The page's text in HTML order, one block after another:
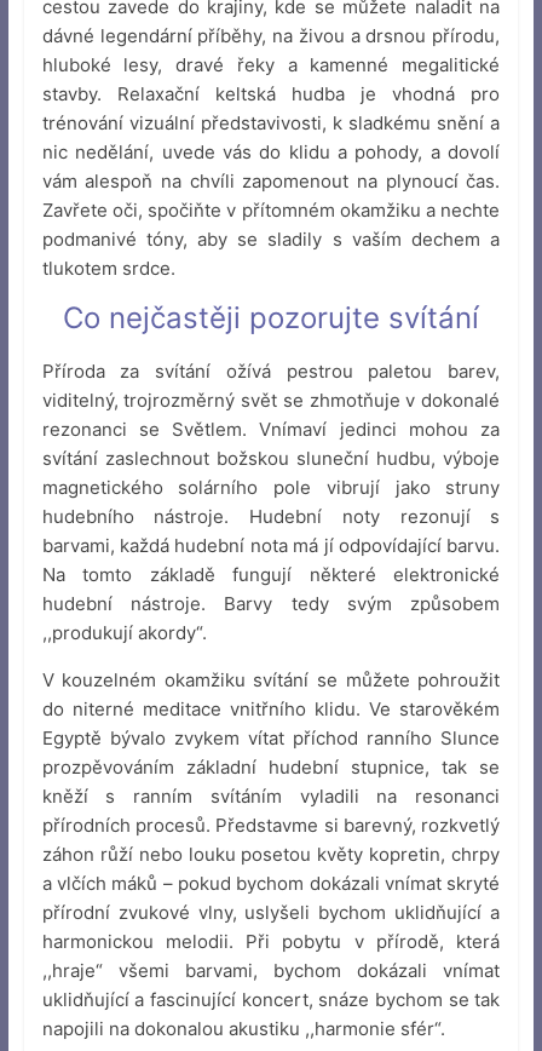
cestou zavede do krajiny, kde se můžete naladit na
dávné legendární příběhy, na živou a drsnou přírodu,
hluboké lesy, dravé řeky a kamenné megalitické
stavby. Relaxační keltská hudba je vhodná pro
trénování vizuální představivosti, k sladkému snění a
nic nedělání, uvede vás do klidu a pohody, a dovolí
vám alespoň na chvíli zapomenout na plynoucí čas.
Zavřete oči, spočiňte v přítomném okamžiku a nechte
podmanivé tóny, aby se sladily s vaším dechem a
tlukotem srdce.
Co nejčastěji pozorujte svítání
Příroda za svítání ožívá pestrou paletou barev,
viditelný, trojrozměrný svět se zhmotňuje v dokonalé
rezonanci se Světlem. Vnímaví jedinci mohou za
svítání zaslechnout božskou sluneční hudbu, výboje
magnetického solárního pole vibrují jako struny
hudebního nástroje. Hudební noty rezonují s
barvami, každá hudební nota má jí odpovídající barvu.
Na tomto základě fungují některé elektronické
hudební nástroje. Barvy tedy svým způsobem
,,produkují akordy“.
V kouzelném okamžiku svítání se můžete pohroužit
do niterné meditace vnitřního klidu. Ve starověkém
Egyptě bývalo zvykem vítat příchod ranního Slunce
prozpěvováním základní hudební stupnice, tak se
kněží s ranním svítáním vyladili na resonanci
přírodních procesů. Představme si barevný, rozkvetlý
záhon růží nebo louku posetou květy kopretin, chrpy
a vlčích máků – pokud bychom dokázali vnímat skryté
přírodní zvukové vlny, uslyšeli bychom uklidňující a
harmonickou melodii. Při pobytu v přírodě, která
,,hraje“ všemi barvami, bychom dokázali vnímat
uklidňující a fascinující koncert, snáze bychom se tak
napojili na dokonalou akustiku ,,harmonie sfér“.